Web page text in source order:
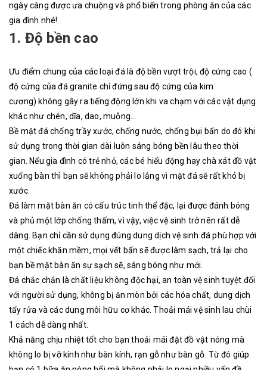
ngày càng được ưa chuộng và phổ biến trong phòng ăn của các
gia đình nhé!
1. Độ bền cao
Ưu điểm chung của các loại đá là độ bền vượt trội, độ cứng cao (
độ cứng của đá granite chỉ đứng sau độ cứng của kim
cương) không gây ra tiếng động lớn khi va chạm với các vật dụng
khác như chén, dĩa, dao, muỗng…
Bề mặt đá chống trầy xước, chống nước, chống bụi bẩn do đó khi
sử dụng trong thời gian dài luôn sáng bóng bền lâu theo thời
gian. Nếu gia đình có trẻ nhỏ, các bé hiếu động hay chà xát đồ vật
xuống bàn thì bạn sẽ không phải lo lắng vì mặt đá sẽ rất khó bị
xước.
Đá làm mặt bàn ăn có cấu trúc tinh thể đặc, lại được đánh bóng
và phủ một lớp chống thấm, vì vậy, việc vệ sinh trở nên rất dễ
dàng. Bạn chỉ cần sử dụng đúng dung dịch vệ sinh đá phù hợp với
một chiếc khăn mềm, mọi vết bẩn sẽ được làm sạch, trả lại cho
bạn bề mặt bàn ăn sự sạch sẽ, sáng bóng như mới.
Đá chắc chắn là chất liệu không độc hại, an toàn vệ sinh tuyệt đối
với người sử dụng, không bị ăn mòn bởi các hóa chất, dung dịch
tẩy rửa và các dung môi hữu cơ khác. Thoải mái vệ sinh lau chùi
1 cách dễ dàng nhất.
Khả năng chịu nhiệt tốt cho bạn thoải mái đặt đồ vật nóng mà
không lo bị vỡ kính như bàn kính, rạn gỗ như bàn gỗ. Từ đó giúp